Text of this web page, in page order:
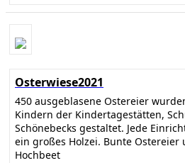
Osterwiese2021
450 ausgeblasene Ostereier
Kindern der Kindertagestätten,
Schönebecks gestaltet. Jede
ein großes Holzei. Bunte Ostereier
Hochbeet